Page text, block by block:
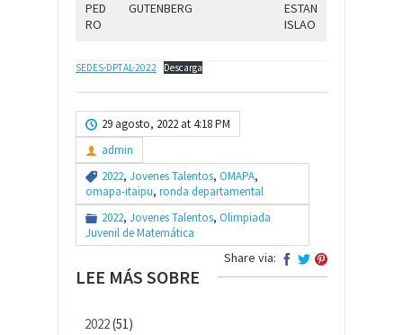
PED
RO
GUTENBERG
ESTAN
ISLAO
SEDES-DPTAL-2022 Descarga
29 agosto, 2022 at 4:18 PM
admin
2022, Jovenes Talentos, OMAPA,
omapa-itaipu, ronda departamental
2022, Jovenes Talentos, Olimpiada
Juvenil de Matemática
Share via:
LEE MÁS SOBRE
2022(51)